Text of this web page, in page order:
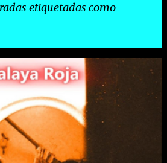
etiquetadas como